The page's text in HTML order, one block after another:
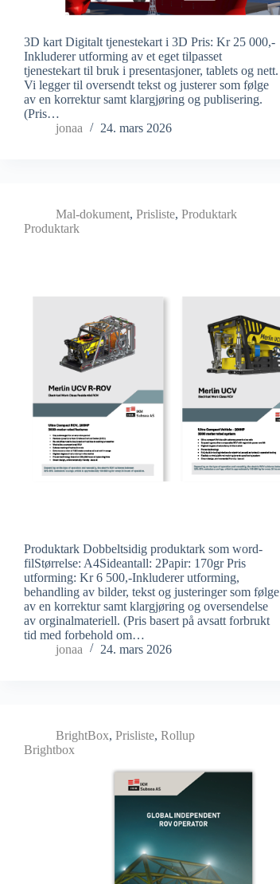
3D kart Digitalt tjenestekart i 3D Pris: Kr 25 000,-
Inkluderer utforming av et eget tilpasset
tjenestekart til bruk i presentasjoner, tablets og nett.
Vi legger til oversendt tekst og justerer som følge
av en korrektur samt klargjøring og publisering.
(Pris…
jonaa
24. mars 2026
Mal-dokument, Prisliste, Produktark
Produktark
Produktark Dobbeltsidig produktark som word-
filStørrelse: A4Sideantall: 2Papir: 170gr Pris
utforming: Kr 6 500,-Inkluderer utforming,
behandling av bilder, tekst og justeringer som følge
av en korrektur samt klargjøring og oversendelse
av orginalmateriell. (Pris basert på avsatt forbrukt
tid med forbehold om…
jonaa
24. mars 2026
BrightBox, Prisliste, Rollup
Brightbox